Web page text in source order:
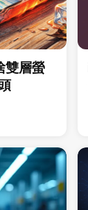
雙層螢